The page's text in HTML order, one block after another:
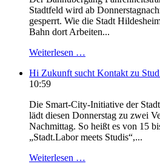
Stadtfeld wird ab
gesperrt. Wie die Stadt
Bahn dort Arbeiten...
Weiterlesen …
Hi Zukunft sucht Kontakt zu
10:59
Die Smart-City-Initiative der
lädt diesen Donnerstag zu zwei
Nachmittag. So heißt es von 15
„Stadt.Labor meets Studis“,...
Weiterlesen …